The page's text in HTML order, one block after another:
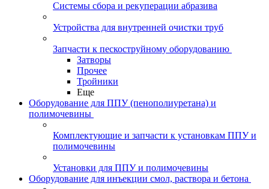
Системы сбора и рекуперации абразива
Устройства для внутренней очистки труб
Запчасти к пескоструйному оборудованию
Затворы
Прочее
Тройники
Еще
Оборудование для ППУ (пенополиуретана) и
полимочевины
Комплектующие и запчасти к установкам ППУ и
полимочевины
Установки для ППУ и полимочевины
Оборудование для инъекции смол, раствора и бетона